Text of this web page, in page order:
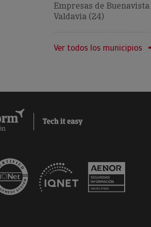
Empresas de Buenavista
Valdavia (24)
Ver todos los municipios